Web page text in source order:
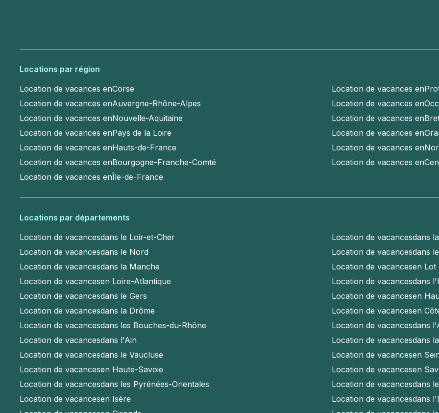
Locations par région
Location de vacances enCorse Location de vacances en
Location de vacances enAuvergne-Rhône-Alpes Location de vacances en
Location de vacances enNouvelle-Aquitaine Location de vacances en
Location de vacances enPays de la Loire Location de vacances en
Location de vacances enHauts-de-France Location de vacances en
Location de vacances enBourgogne-Franche-Comté Location de vacances en
Location de vacances enÎle-de-France
Locations par départements
Location de vacancesdans le Loir-et-Cher Location de vacancesdans
Location de vacancesdans le Nord Location de vacancesdans
Location de vacancesdans la Manche Location de vacancesen Lot
Location de vacancesen Loire-Atlantique Location de vacancesdans
Location de vacancesdans le Gers Location de vacancesen
Location de vacancesdans la Drôme Location de vacancesen
Location de vacancesdans les Bouches-du-Rhône Location de vacancesdans
Location de vacancesdans l'Ain Location de vacancesdans
Location de vacancesdans le Vaucluse Location de vacancesen
Location de vacancesen Haute-Savoie Location de vacancesen
Location de vacancesdans les Pyrénées-Orientales Location de vacancesdans
Location de vacancesen Isère Location de vacancesdans